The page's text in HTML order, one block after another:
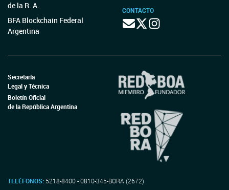
de la R. A.
BFA Blockchain Federal
Argentina
CONTACTO
Secretaría
Legal y Técnica
Boletín Oficial
de la República Argentina
TELÉFONOS: 5218-8400 - 0810-345-BORA (2672)